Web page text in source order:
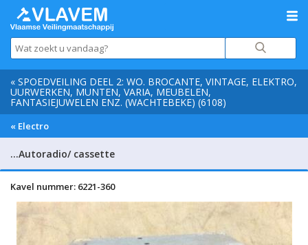
« SPOEDVEILING DEEL 2: WO. BROCANTE, VINTAGE, ELEKTRO,
UURWERKEN, MUNTEN, VARIA, MEUBELEN,
FANTASIEJUWELEN ENZ. (WACHTEBEKE) (6108)
« Electro
…Autoradio/ cassette
Kavel nummer: 6221-360